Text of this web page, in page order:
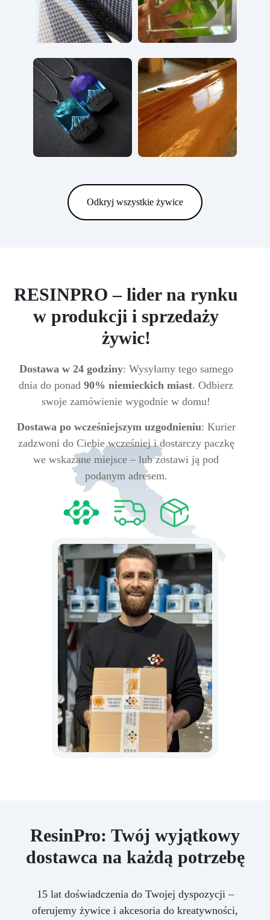
Odkryj wszystkie żywice
RESINPRO – lider na rynku
w produkcji i sprzedaży
żywic!
Dostawa w 24 godziny: Wysyłamy tego samego
dnia do ponad 90% niemieckich miast. Odbierz
swoje zamówienie wygodnie w domu!
Dostawa po wcześniejszym uzgodnieniu: Kurier
zadzwoni do Ciebie wcześniej i dostarczy paczkę
we wskazane miejsce – lub zostawi ją pod
podanym adresem.
ResinPro: Twój wyjątkowy
dostawca na każdą potrzebę
15 lat doświadczenia do Twojej dyspozycji –
oferujemy żywice i akcesoria do kreatywności,